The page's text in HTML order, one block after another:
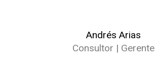
Andrés Arias
Consultor | Gerente